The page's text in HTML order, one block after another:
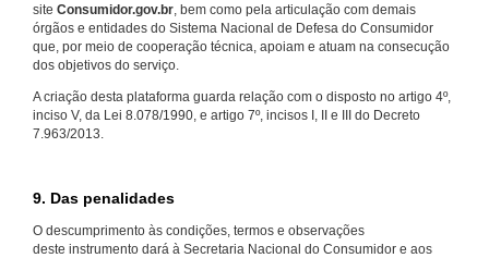
site Consumidor.gov.br, bem como pela articulação com demais
órgãos e entidades do Sistema Nacional de Defesa do Consumidor
que, por meio de cooperação técnica, apoiam e atuam na consecução
dos objetivos do serviço.
A criação desta plataforma guarda relação com o disposto no artigo 4º,
inciso V, da Lei 8.078/1990, e artigo 7º, incisos I, II e III do Decreto
7.963/2013.
9. Das penalidades
O descumprimento às condições, termos e observações
deste instrumento dará à Secretaria Nacional do Consumidor e aos